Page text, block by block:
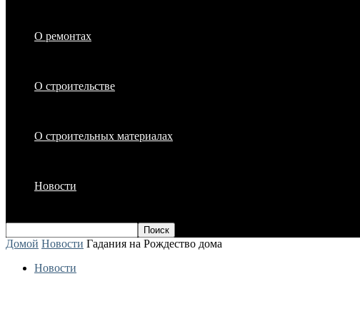
О ремонтах
О строительстве
О строительных материалах
Новости
Домой Новости Гадания на Рождество дома
Новости